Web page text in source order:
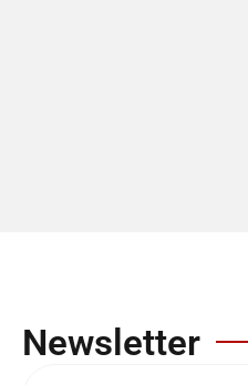
Newsletter